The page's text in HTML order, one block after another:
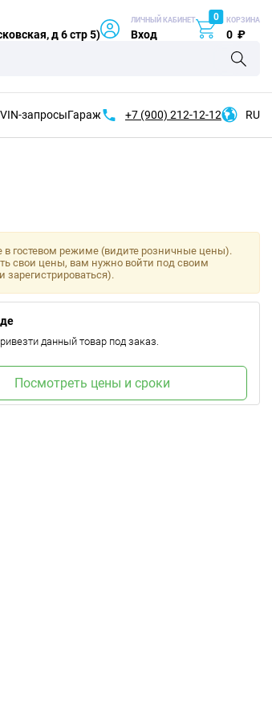
д 6 стр 5)
ЛИЧНЫЙ КАБИНЕТ
Вход
0 КОРЗИНА
0 ₽
VIN-запросыГараж +7 (900) 212-12-12 RU
в гостевом режиме (видите розничные цены).
свои цены, вам нужно войти под своим
зарегистрироваться).
данный товар под заказ.
Посмотреть цены и сроки